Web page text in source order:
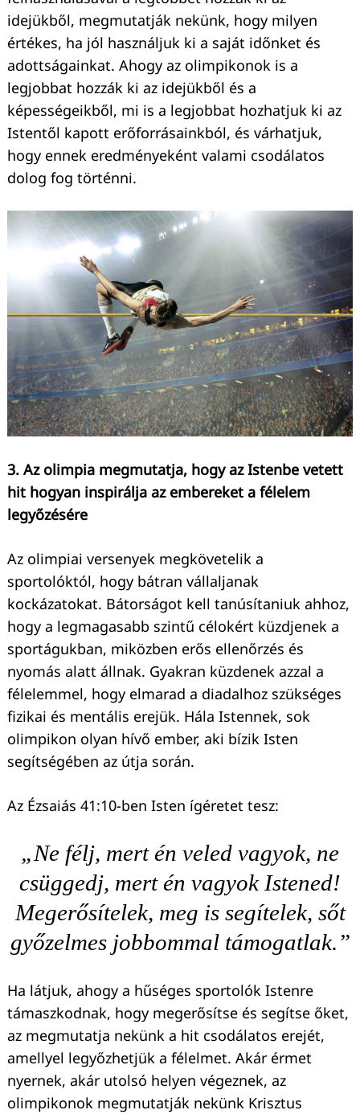
idejükből, megmutatják nekünk, hogy milyen
értékes, ha jól használjuk ki a saját időnket és
adottságainkat. Ahogy az olimpikonok is a
legjobbat hozzák ki az idejükből és a
képességeikből, mi is a legjobbat hozhatjuk ki az
Istentől kapott erőforrásainkból, és várhatjuk,
hogy ennek eredményeként valami csodálatos
dolog fog történni.
3. Az olimpia megmutatja, hogy az Istenbe vetett
hit hogyan inspirálja az embereket a félelem
legyőzésére
Az olimpiai versenyek megkövetelik a
sportolóktól, hogy bátran vállaljanak
kockázatokat. Bátorságot kell tanúsítaniuk ahhoz,
hogy a legmagasabb szintű célokért küzdjenek a
sportágukban, miközben erős ellenőrzés és
nyomás alatt állnak. Gyakran küzdenek azzal a
félelemmel, hogy elmarad a diadalhoz szükséges
fizikai és mentális erejük. Hála Istennek, sok
olimpikon olyan hívő ember, aki bízik Isten
segítségében az útja során.
Az Ézsaiás 41:10-ben Isten ígéretet tesz:
„Ne félj, mert én veled vagyok, ne
csüggedj, mert én vagyok Istened!
Megerősítelek, meg is segítelek, sőt
győzelmes jobbommal támogatlak.”
Ha látjuk, ahogy a hűséges sportolók Istenre
támaszkodnak, hogy megerősítse és segítse őket,
az megmutatja nekünk a hit csodálatos erejét,
amellyel legyőzhetjük a félelmet. Akár érmet
nyernek, akár utolsó helyen végeznek, az
olimpikonok megmutatják nekünk Krisztus
Keresés: